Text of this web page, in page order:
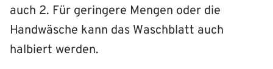
auch 2. Für geringere Mengen oder die
Handwäsche kann das Waschblatt auch
halbiert werden.